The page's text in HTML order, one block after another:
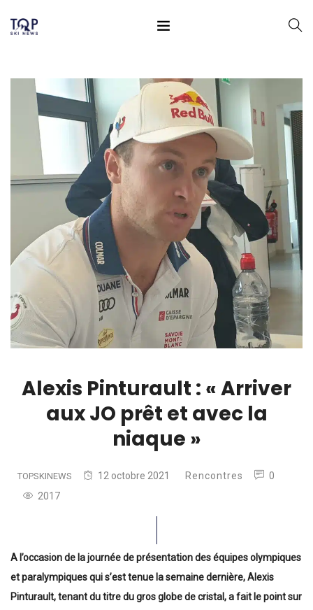
Alexis Pinturault : « Arriver
aux JO prêt et avec la
niaque »
TOPSKINEWS 12 octobre 2021 Rencontres
0
2017
A l’occasion de la journée de présentation des équipes olympiques
et paralympiques qui s’est tenue la semaine dernière, Alexis
Pinturault, tenant du titre du gros globe de cristal, a fait le point sur